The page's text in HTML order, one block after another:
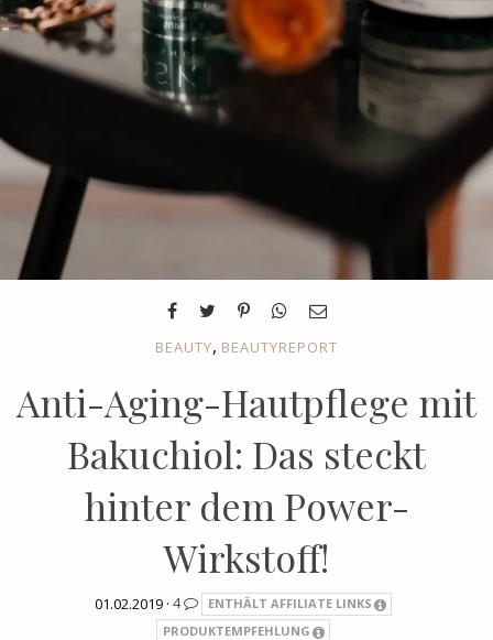
BEAUTY, BEAUTYREPORT
Anti-Aging-Hautpflege mit
Bakuchiol: Das steckt
hinter dem Power-
Wirkstoff!
01.02.2019 · 4
ENTHÄLT AFFILIATE LINKS
PRODUKTEMPFEHLUNG